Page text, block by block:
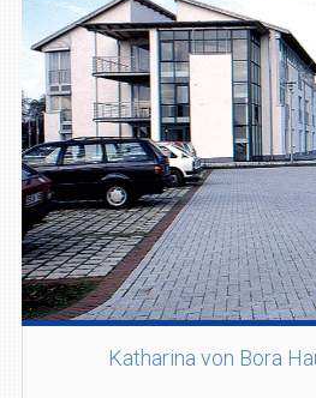
Katharina von Bora